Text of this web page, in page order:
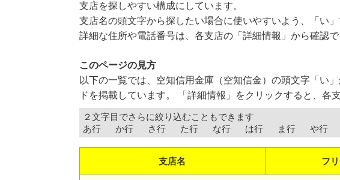
支店を探しやすい構成にしています。
支店名の頭文字から探したい場合に使いやすいよう、「い
詳細な住所や電話番号は、各支店の「詳細情報」から確認で
このページの見方
以下の一覧では、空知信用金庫（空知信金）の頭文字「い
ドを掲載しています。 「詳細情報」をクリックすると、各
２文字目でさらに絞り込むこともできます
あ行 か行 さ行 た行 な行 は行 ま行 や行
支店名 フ